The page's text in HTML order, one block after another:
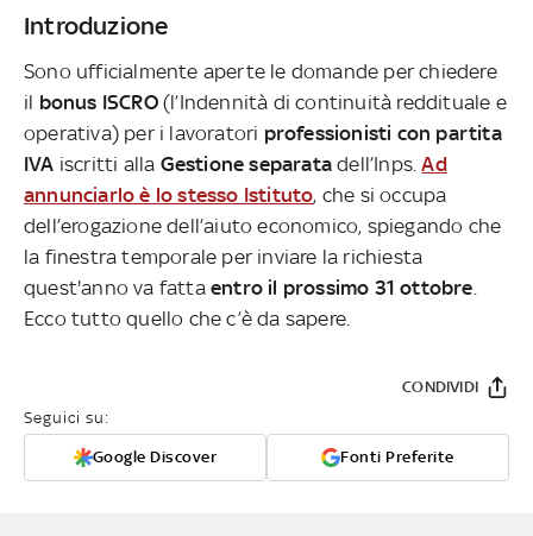
Introduzione
Sono ufficialmente aperte le domande per chiedere
il bonus ISCRO(l’Indennità di continuità reddituale e
operativa) per i lavoratori professionisti con partita
IVA iscritti alla Gestione separata dell’Inps.Ad
annunciarlo è lo stesso Istituto, che si occupa
dell’erogazione dell’aiuto economico, spiegando che
la finestra temporale per inviare la richiesta
quest'anno va fatta entro il prossimo 31 ottobre
Ecco tutto quello che c’è da sapere.
Seguici su:
Google Discover Fonti Preferite
CONDIVIDI